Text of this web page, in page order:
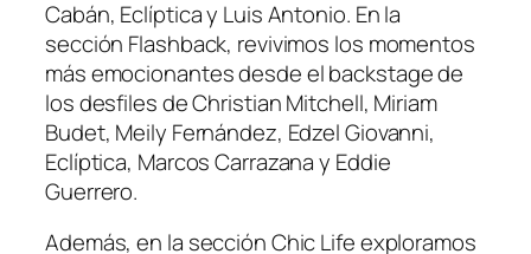
Cabán, Eclíptica y Luis Antonio. En la
sección Flashback, revivimos los momentos
más emocionantes desde el backstage de
los desfiles de Christian Mitchell, Miriam
Budet, Meily Fernández, Edzel Giovanni,
Eclíptica, Marcos Carrazana y Eddie
Guerrero.
Además, en la sección Chic Life exploramos